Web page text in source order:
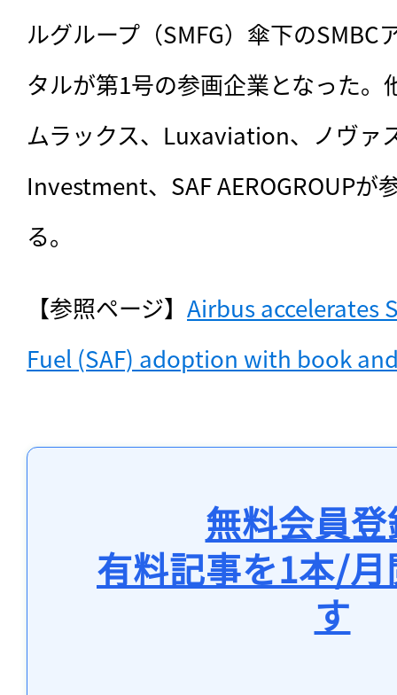
ルグループ（SMFG）傘下のSMBC
タルが第1号の参画企業となった。
ムラックス、Luxaviation、ノヴァ
Investment、SAF AEROGROUPが
る。
【参照ページ】 Airbus accelerates
Fuel (SAF) adoption with book
無料会員
有料記事を1本/
す